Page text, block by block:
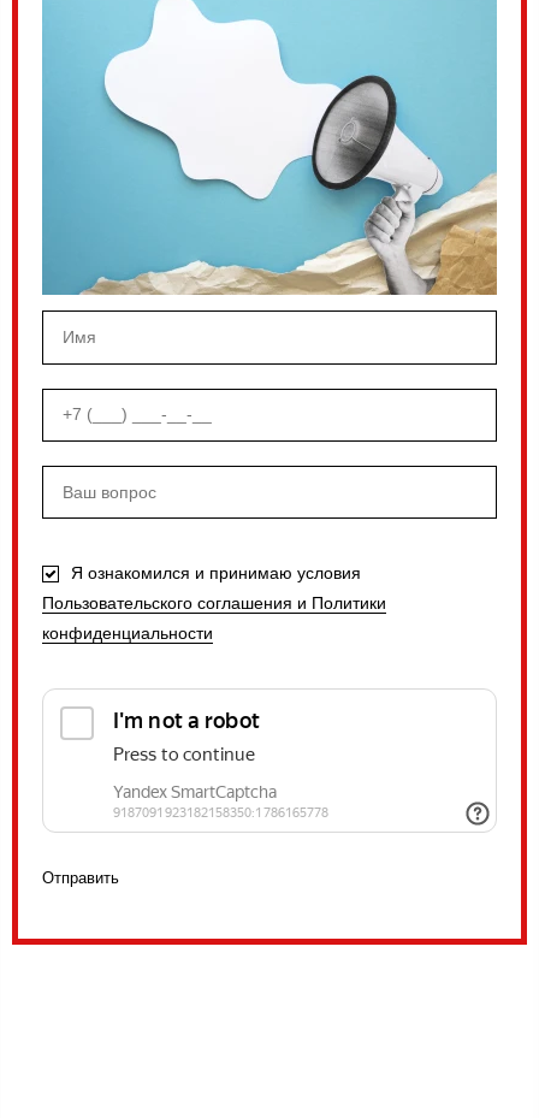
Я ознакомился и принимаю условия
Пользовательского соглашения и Политики
конфиденциальности
Отправить